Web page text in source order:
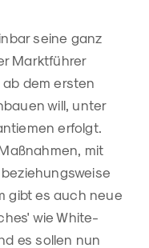
seine ganz
Marktführer
dem ersten
will, unter
erfolgt.
mit
gibt es auch neue
wie White-
es sollen nun